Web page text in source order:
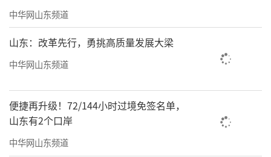
中华网山东频道
山东：改革先行，勇挑高质量发展大梁
中华网山东频道
便捷再升级！72/144小时过境免签名单，
山东有2个口岸
中华网山东频道